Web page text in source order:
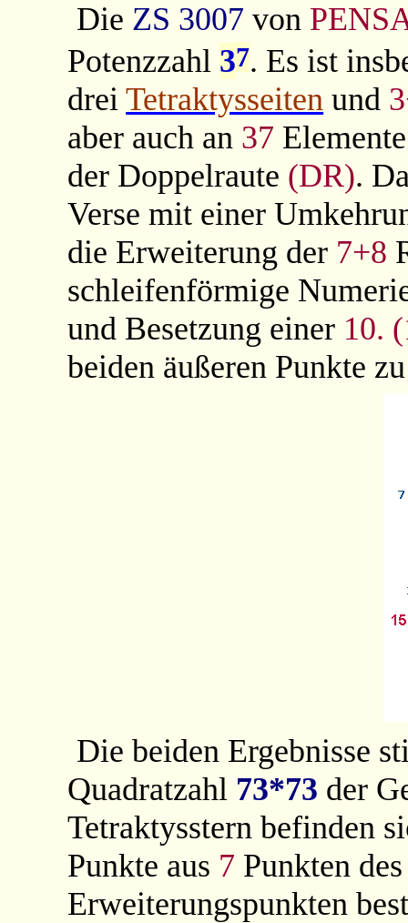
Die ZS 3007 von
Potenzzahl 37. Es ist
dreiTetraktysseiten und
aber auch an 37
der Doppelraute (DR).
Verse mit einer
die Erweiterung der 7+8
schleifenförmige
und Besetzung einer 10.
beiden äußeren Punkte
Die beiden Ergebnisse
Quadratzahl 73*73 der
Tetraktysstern befinden
Punkte aus 7 Punkten
Erweiterungspunkten